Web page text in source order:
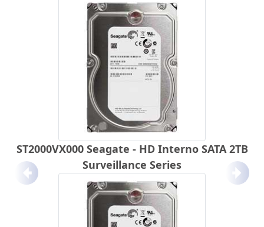
ST2000VX000 Seagate - HD Interno SATA 2TB
Surveillance Series
Anterior